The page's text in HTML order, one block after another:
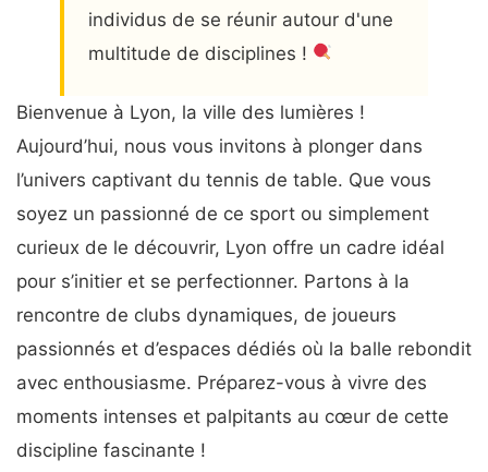
individus de se réunir autour d'une
multitude de disciplines !
Découvrez les endroits dédiés au
tennis de table pendant la période
olympique
https://t.co/TegwqOHb8s
pic.twitter.com/9xyGIctvLF
— France Tennis de Table
(@ffttofficiel)July 25, 2024
Bienvenue à Lyon, la ville des lumières !
Aujourd’hui, nous vous invitons à plonger dans
l’univers captivant du tennis de table. Que vous
soyez un passionné de ce sport ou simplement
curieux de le découvrir, Lyon offre un cadre idéal
pour s’initier et se perfectionner. Partons à la
rencontre de clubs dynamiques, de joueurs
passionnés et d’espaces dédiés où la balle rebondit
avec enthousiasme. Préparez-vous à vivre des
moments intenses et palpitants au cœur de cette
discipline fascinante !